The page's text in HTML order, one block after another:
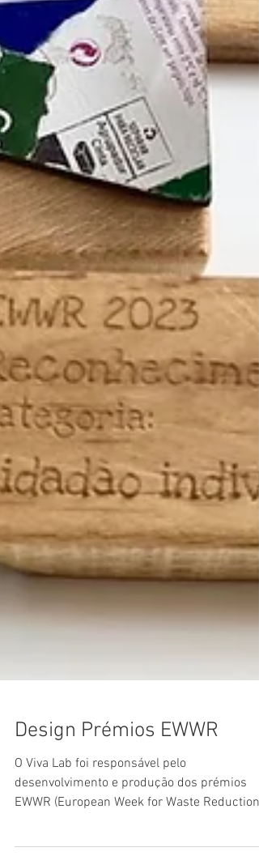
Design Prémios EWWR
O Viva Lab foi responsável pelo
EWWR (European Week for Waste Reduction)